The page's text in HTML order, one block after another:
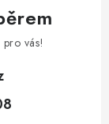
vás!